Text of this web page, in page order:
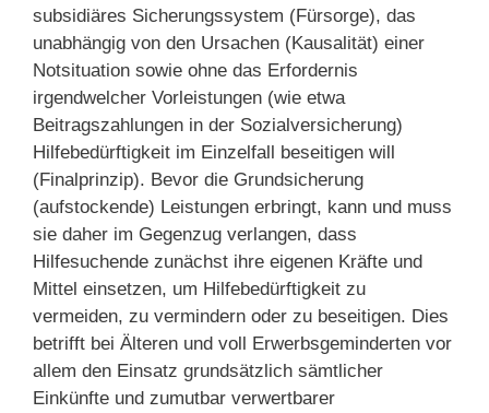
subsidiäres Sicherungssystem (Fürsorge), das
unabhängig von den Ursachen (Kausalität) einer
Notsituation sowie ohne das Erfordernis
irgendwelcher Vorleistungen (wie etwa
Beitragszahlungen in der Sozialversicherung)
Hilfebedürftigkeit im Einzelfall beseitigen will
(Finalprinzip). Bevor die Grundsicherung
(aufstockende) Leistungen erbringt, kann und muss
sie daher im Gegenzug verlangen, dass
Hilfesuchende zunächst ihre eigenen Kräfte und
Mittel einsetzen, um Hilfebedürftigkeit zu
vermeiden, zu vermindern oder zu beseitigen. Dies
betrifft bei Älteren und voll Erwerbsgeminderten vor
allem den Einsatz grundsätzlich sämtlicher
Einkünfte und zumutbar verwertbarer